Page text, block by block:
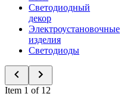
Светодиодный
декор
Электроустановочные
изделия
Светодиоды
Item 1 of 12